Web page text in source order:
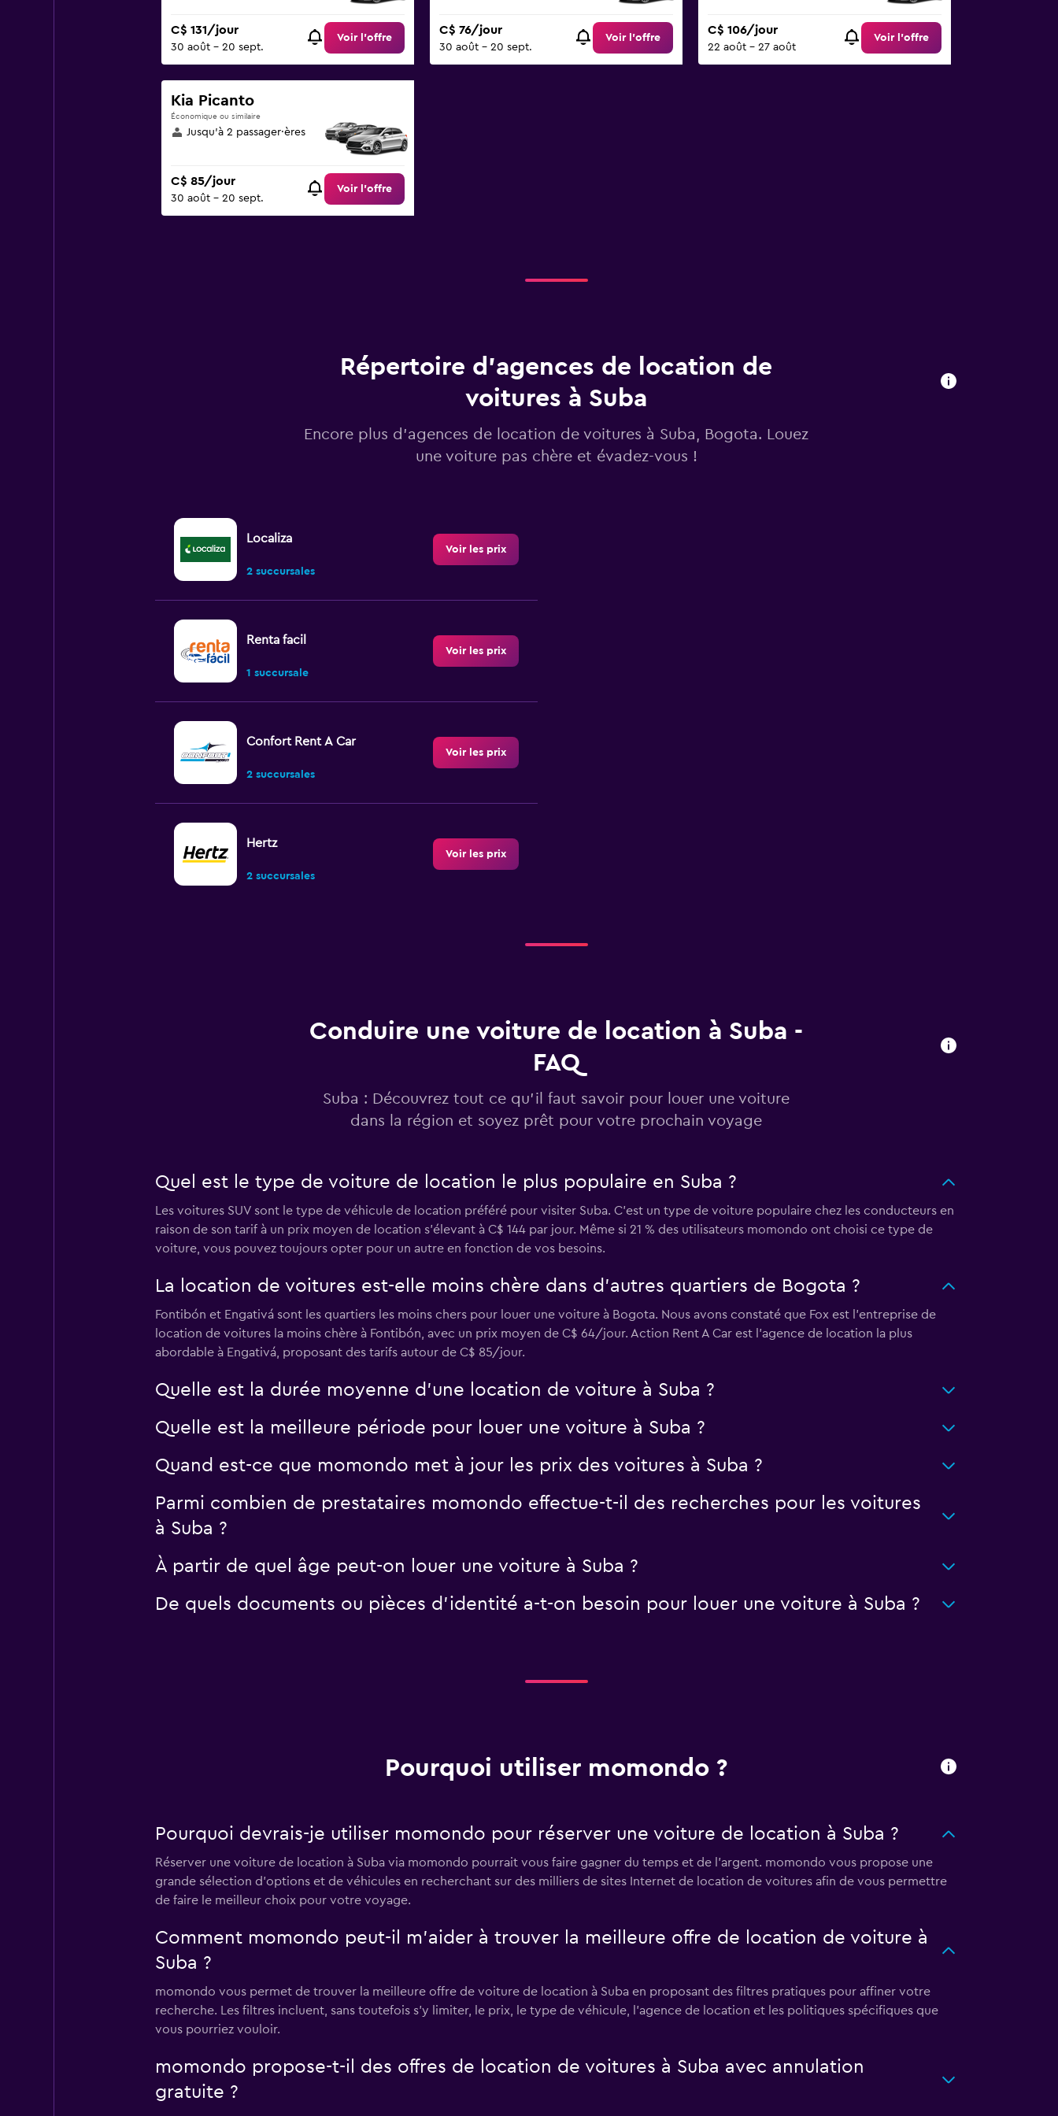
C$ 131/jour
30 août - 20 sept.
Voir l’offre
C$ 76/jour
30 août - 20 sept.
Voir l’offre
C$ 106/jour
22 août - 27 août
Voir l’offre
Kia Picanto
Économique ou similaire
Jusqu’à 2 passager·ères
C$ 85/jour
30 août - 20 sept.
Voir l’offre
Répertoire d’agences de location de
voitures à Suba
Encore plus d’agences de location de voitures à Suba, Bogota. Louez
une voiture pas chère et évadez-vous !
Localiza
2 succursales
Voir les prix
Renta facil
1 succursale
Voir les prix
Confort Rent A Car
2 succursales
Voir les prix
Hertz
2 succursales
Voir les prix
Conduire une voiture de location à Suba -
FAQ
Suba : Découvrez tout ce qu’il faut savoir pour louer une voiture
dans la région et soyez prêt pour votre prochain voyage
Quel est le type de voiture de location le plus populaire en Suba ?
Les voitures SUV sont le type de véhicule de location préféré pour visiter Suba. C'est un type de voiture populaire chez les conducteurs en
raison de son tarif à un prix moyen de location s'élevant à C$ 144 par jour. Même si 21 % des utilisateurs momondo ont choisi ce type de
voiture, vous pouvez toujours opter pour un autre en fonction de vos besoins.
La location de voitures est-elle moins chère dans d’autres quartiers de Bogota ?
Fontibón et Engativá sont les quartiers les moins chers pour louer une voiture à Bogota. Nous avons constaté que Fox est l’entreprise de
location de voitures la moins chère à Fontibón, avec un prix moyen de C$ 64/jour. Action Rent A Car est l’agence de location la plus
abordable à Engativá, proposant des tarifs autour de C$ 85/jour.
Quelle est la durée moyenne d’une location de voiture à Suba ?
Quelle est la meilleure période pour louer une voiture à Suba ?
Quand est-ce que momondo met à jour les prix des voitures à Suba ?
Parmi combien de prestataires momondo effectue-t-il des recherches pour les voitures
à Suba ?
À partir de quel âge peut-on louer une voiture à Suba ?
De quels documents ou pièces d'identité a-t-on besoin pour louer une voiture à Suba ?
Pourquoi utiliser momondo ?
Pourquoi devrais-je utiliser momondo pour réserver une voiture de location à Suba ?
Réserver une voiture de location à Suba via momondo pourrait vous faire gagner du temps et de l'argent. momondo vous propose une
grande sélection d'options et de véhicules en recherchant sur des milliers de sites Internet de location de voitures afin de vous permettre
de faire le meilleur choix pour votre voyage.
Comment momondo peut-il m’aider à trouver la meilleure offre de location de voiture à
Suba ?
momondo vous permet de trouver la meilleure offre de voiture de location à Suba en proposant des filtres pratiques pour affiner votre
recherche. Les filtres incluent, sans toutefois s'y limiter, le prix, le type de véhicule, l'agence de location et les politiques spécifiques que
vous pourriez vouloir.
momondo propose-t-il des offres de location de voitures à Suba avec annulation
gratuite ?